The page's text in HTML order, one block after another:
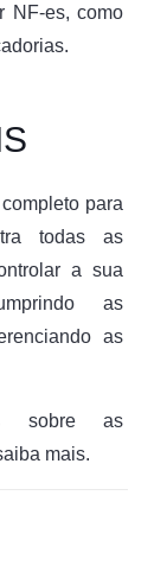
NF-es, como
para
todas as
a sua
as
as
sobre as
mais.